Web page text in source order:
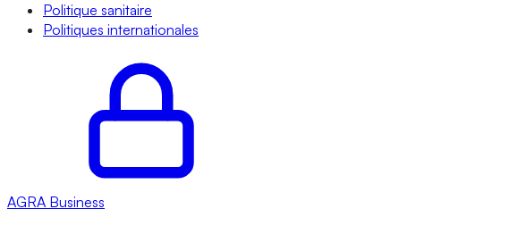
Politique sanitaire
Politiques internationales
AGRA Business